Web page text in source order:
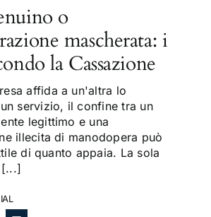
o
mascherata: i
la Cassazione
affida a un'altra lo
servizio, il confine tra un
legittimo e una
illecita di manodopera può
di quanto appaia. La sola